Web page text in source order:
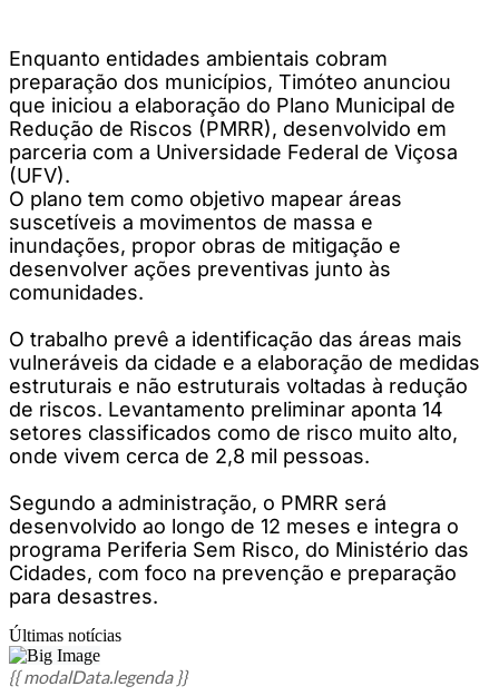
Enquanto entidades ambientais cobram
preparação dos municípios, Timóteo anunciou
que iniciou a elaboração do Plano Municipal de
Redução de Riscos (PMRR), desenvolvido em
parceria com a Universidade Federal de Viçosa
(UFV).
O plano tem como objetivo mapear áreas
suscetíveis a movimentos de massa e
inundações, propor obras de mitigação e
desenvolver ações preventivas junto às
comunidades.
O trabalho prevê a identificação das áreas mais
vulneráveis da cidade e a elaboração de medidas
estruturais e não estruturais voltadas à redução
de riscos. Levantamento preliminar aponta 14
setores classificados como de risco muito alto,
onde vivem cerca de 2,8 mil pessoas.
Segundo a administração, o PMRR será
desenvolvido ao longo de 12 meses e integra o
programa Periferia Sem Risco, do Ministério das
Cidades, com foco na prevenção e preparação
para desastres.
Últimas notícias
{{ modalData.legenda }}